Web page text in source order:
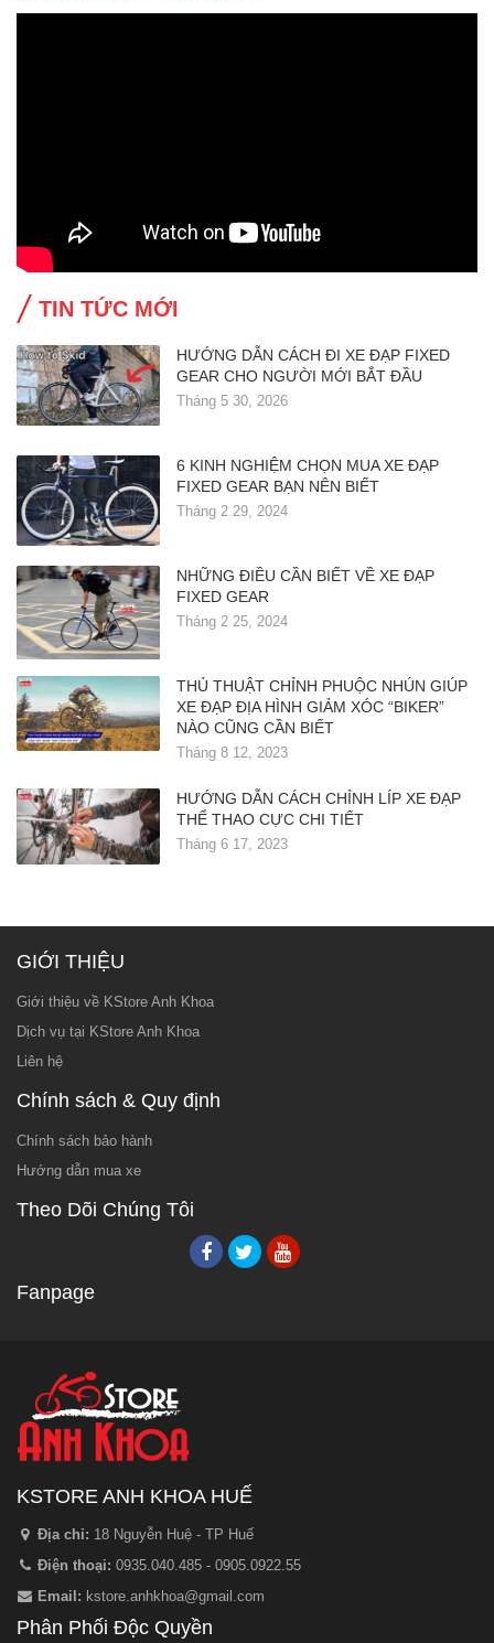
TIN TỨC MỚI
HƯỚNG DẪN CÁCH ĐI XE ĐẠP FIXED
GEAR CHO NGƯỜI MỚI BẮT ĐẦU
Tháng 5 30, 2026
6 KINH NGHIỆM CHỌN MUA XE ĐẠP
FIXED GEAR BẠN NÊN BIẾT
Tháng 2 29, 2024
NHỮNG ĐIỀU CẦN BIẾT VỀ XE ĐẠP
FIXED GEAR
Tháng 2 25, 2024
THỦ THUẬT CHỈNH PHUỘC NHÚN GIÚP
XE ĐẠP ĐỊA HÌNH GIẢM XÓC “BIKER”
NÀO CŨNG CẦN BIẾT
Tháng 8 12, 2023
HƯỚNG DẪN CÁCH CHỈNH LÍP XE ĐẠP
THỂ THAO CỰC CHI TIẾT
Tháng 6 17, 2023
GIỚI THIỆU
Giới thiệu về KStore Anh Khoa
Dịch vụ tại KStore Anh Khoa
Liên hệ
Chính sách & Quy định
Chính sách bảo hành
Hướng dẫn mua xe
Theo Dõi Chúng Tôi
Fanpage
KSTORE ANH KHOA HUẾ
Địa chỉ: 18 Nguyễn Huệ - TP Huế
Điện thoại: 0935.040.485 - 0905.0922.55
Email: kstore.anhkhoa@gmail.com
Phân Phối Độc Quyền